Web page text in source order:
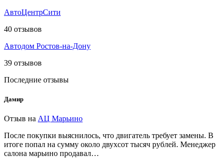
АвтоЦентрСити
40 отзывов
Автодом Ростов-на-Дону
39 отзывов
Последние отзывы
Дамир
Отзыв на АЦ Марьино
После покупки выяснилось, что двигатель требует замены. В
итоге попал на сумму около двухсот тысяч рублей. Менеджер
салона марьино продавал…